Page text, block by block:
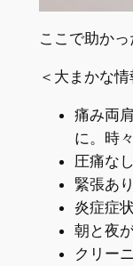
ここで助か
＜大まかな情
痛み両
に。時
圧痛なし
緊張あり
炎症症
朝と夜
クリー